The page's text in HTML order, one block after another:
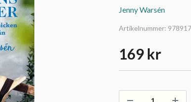
Jenny Warsén
Artikelnummer:
169 kr